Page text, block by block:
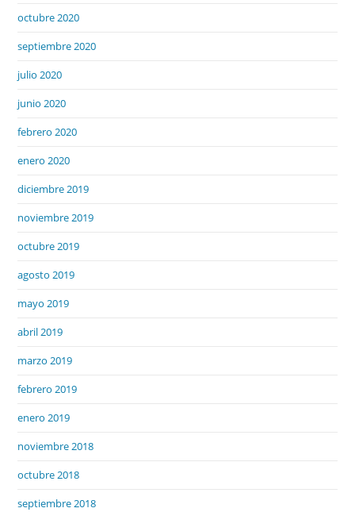
octubre 2020
septiembre 2020
julio 2020
junio 2020
febrero 2020
enero 2020
diciembre 2019
noviembre 2019
octubre 2019
agosto 2019
mayo 2019
abril 2019
marzo 2019
febrero 2019
enero 2019
noviembre 2018
octubre 2018
septiembre 2018